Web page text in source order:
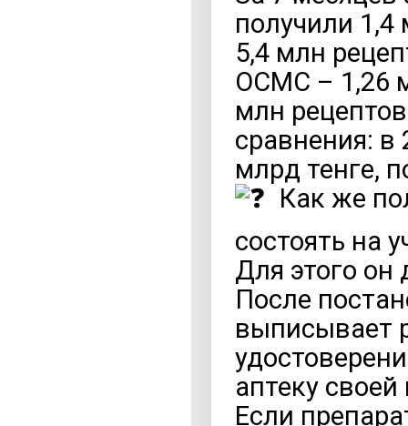
получили 1,4
5,4 млн
ОСМС – 1,26
млн
сравнения: в
млрд тенге,
Как же
состоять на
Для этого он
После
выписывает
аптеку
Если